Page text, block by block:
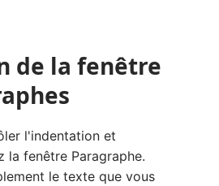
de la fenêtre
l'indentation et
la fenêtre Paragraphe.
le texte que vous